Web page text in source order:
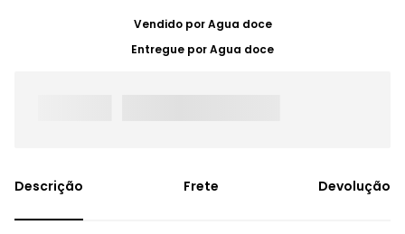
Vendido porAgua doce
Entregue porAgua doce
Frete Devolução